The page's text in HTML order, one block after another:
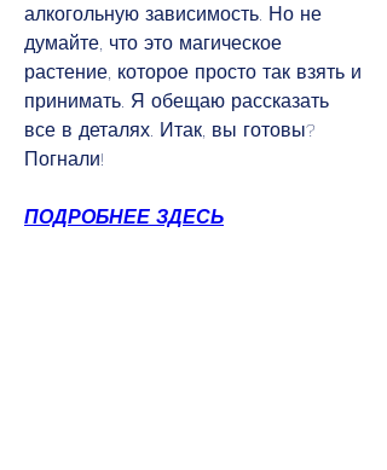
алкогольную зависимость. Но не
думайте, что это магическое
растение, которое просто так взять и
принимать. Я обещаю рассказать
все в деталях. Итак, вы готовы?
Погнали!
ПОДРОБНЕЕ ЗДЕСЬ